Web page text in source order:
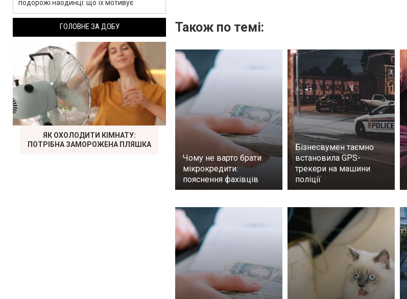
Також по темі:
Чому не варто брати
мікрокредити:
пояснення фахівців
Бізнесвумен таємно
встановила GPS-
трекери на машини
поліції
подорожі наодинці: що їх мотивує
ГОЛОВНЕ ЗА ДОБУ
ЯК ОХОЛОДИТИ КІМНАТУ:
ПОТРІБНА ЗАМОРОЖЕНА ПЛЯШКА